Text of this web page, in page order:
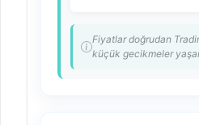
Fiyatlar doğrudan
küçük gecikmeler